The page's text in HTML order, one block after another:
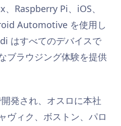
Raspberry Pi、iOS、
Automotive を使用し
はすべてのデバイスで
ブラウジング体験を提供
発され、オスロに本社
ヴィク、ボストン、パロ